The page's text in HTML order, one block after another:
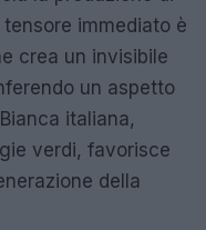
immediato è
crea un invisibile
un aspetto
italiana,
verdi, favorisce
della